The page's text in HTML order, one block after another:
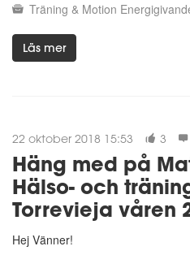
Träning & Motion
Läs mer
22 oktober 2018 15:53 3
Häng med på
Hälso- och
Torrevieja våren
Hej Vänner!